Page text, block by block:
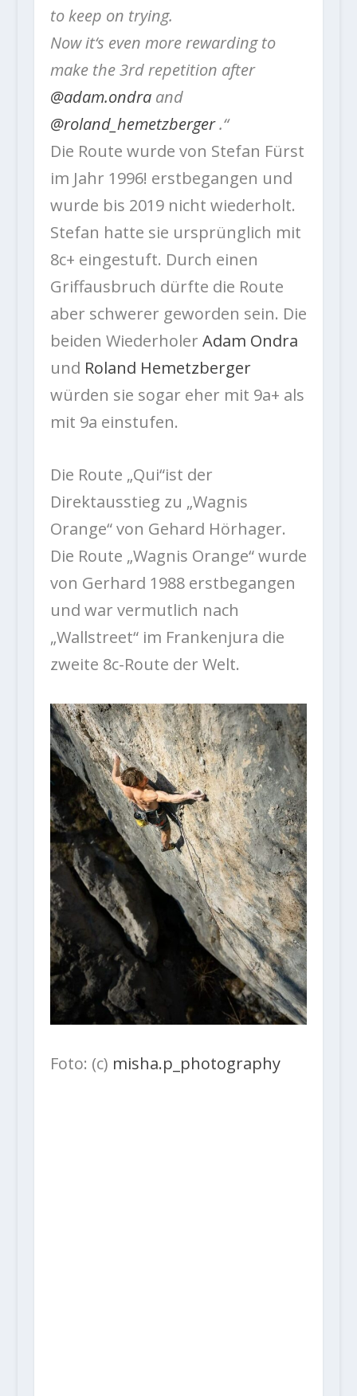
to keep on trying.
Now it‘s even more rewarding to
make the 3rd repetition after
@adam.ondraand
@roland_hemetzberger.“
Die Route wurde von Stefan Fürst
im Jahr 1996! erstbegangen und
wurde bis 2019 nicht wiederholt.
Stefan hatte sie ursprünglich mit
8c+ eingestuft. Durch einen
Griffausbruch dürfte die Route
aber schwerer geworden sein. Die
beiden Wiederholer Adam Ondra
und Roland Hemetzberger
würden sie sogar eher mit 9a+ als
mit 9a einstufen.
Die Route „Qui“ist der
Direktausstieg zu „Wagnis
Orange“ von Gehard Hörhager.
Die Route „Wagnis Orange“ wurde
von Gerhard 1988 erstbegangen
und war vermutlich nach
„Wallstreet“ im Frankenjura die
zweite 8c-Route der Welt.
Foto: (c) misha.p_photography